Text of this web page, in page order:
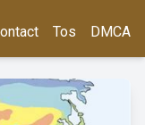
Tos DMCA